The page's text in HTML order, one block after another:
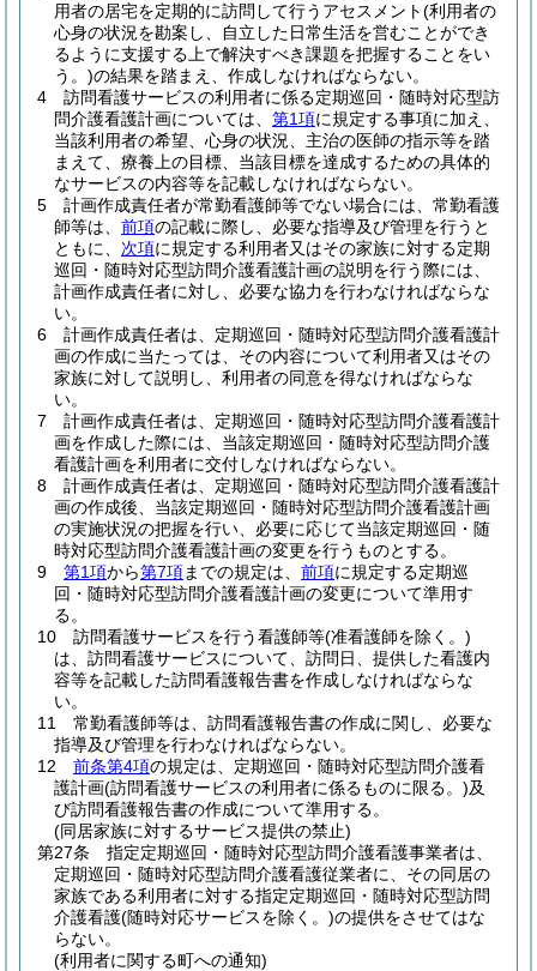
用者の居宅を定期的に訪問して行うアセスメント(利用者の
心身の状況を勘案し、自立した日常生活を営むことができ
るように支援する上で解決すべき課題を把握することをい
う。)の結果を踏まえ、作成しなければならない。
4
訪問看護サービスの利用者に係る定期巡回・随時対応型訪
問介護看護計画については、 第1項に規定する事項に加え、
当該利用者の希望、心身の状況、主治の医師の指示等を踏
まえて、療養上の目標、当該目標を達成するための具体的
なサービスの内容等を記載しなければならない。
5
計画作成責任者が常勤看護師等でない場合には、常勤看護
師等は、 前項の記載に際し、必要な指導及び管理を行うと
ともに、 次項に規定する利用者又はその家族に対する定期
巡回・随時対応型訪問介護看護計画の説明を行う際には、
計画作成責任者に対し、必要な協力を行わなければならな
い。
6
計画作成責任者は、定期巡回・随時対応型訪問介護看護計
画の作成に当たっては、その内容について利用者又はその
家族に対して説明し、利用者の同意を得なければならな
い。
7
計画作成責任者は、定期巡回・随時対応型訪問介護看護計
画を作成した際には、当該定期巡回・随時対応型訪問介護
看護計画を利用者に交付しなければならない。
8
計画作成責任者は、定期巡回・随時対応型訪問介護看護計
画の作成後、当該定期巡回・随時対応型訪問介護看護計画
の実施状況の把握を行い、必要に応じて当該定期巡回・随
時対応型訪問介護看護計画の変更を行うものとする。
9
第1項から第7項までの規定は、 前項に規定する定期巡
回・随時対応型訪問介護看護計画の変更について準用す
る。
10
訪問看護サービスを行う看護師等(准看護師を除く。)
は、訪問看護サービスについて、訪問日、提供した看護内
容等を記載した訪問看護報告書を作成しなければならな
い。
11
常勤看護師等は、訪問看護報告書の作成に関し、必要な
指導及び管理を行わなければならない。
12
前条第4項の規定は、定期巡回・随時対応型訪問介護看
護計画(訪問看護サービスの利用者に係るものに限る。)及
び訪問看護報告書の作成について準用する。
(同居家族に対するサービス提供の禁止)
第27条
指定定期巡回・随時対応型訪問介護看護事業者は、
定期巡回・随時対応型訪問介護看護従業者に、その同居の
家族である利用者に対する指定定期巡回・随時対応型訪問
介護看護(随時対応サービスを除く。)の提供をさせてはな
らない。
(利用者に関する町への通知)